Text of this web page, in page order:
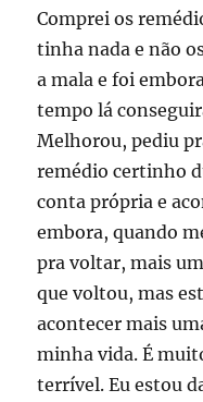
Comprei os
tinha nada e não
a mala e foi
tempo lá
Melhorou, pediu
remédio certinho
conta própria e
embora, quando
pra voltar, mais
que voltou, mas
acontecer mais
minha vida. É
terrível. Eu estou